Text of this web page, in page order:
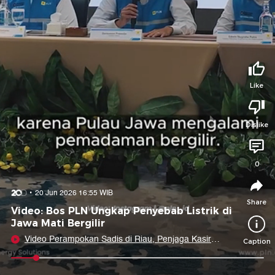
Like
Dislike
0
Share
Caption
20 Jun 2026 16:55 WIB
Video: Bos PLN Ungkap Penyebab Listrik di
Jawa Mati Bergilir
Video Perampokan Sadis di Riau, Penjaga Kasir
Ditikam Bertubi-tubi
0:09
Facebook X Whatsapp Telegram
Copy Link Copy Embed
Copy Embed &
Caption
Suka video ini?
Login untuk menyampaikan pendapat.
Tidak suka video ini?
Login untuk menyampaikan pendapat.